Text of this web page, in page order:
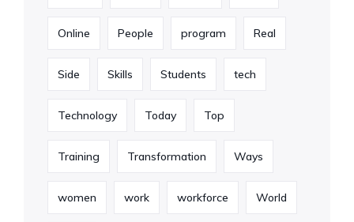
Online People program Real
Side Skills Students tech
Technology Today Top
Training Transformation Ways
women work workforce World